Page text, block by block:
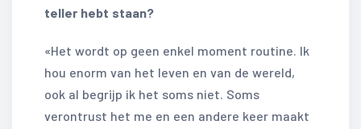
teller hebt staan?
«Het wordt op geen enkel moment routine. Ik
hou enorm van het leven en van de wereld,
ook al begrijp ik het soms niet. Soms
verontrust het me en een andere keer maakt